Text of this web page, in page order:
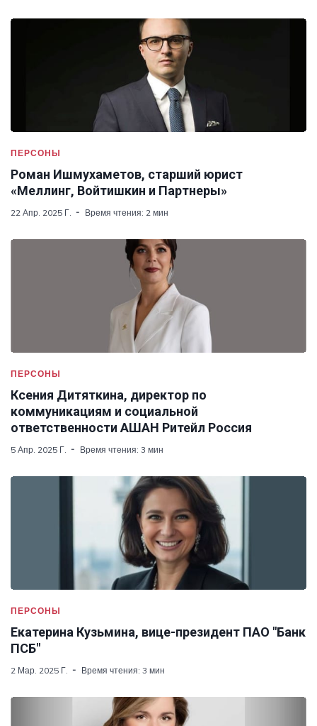
ПЕРСОНЫ
Роман Ишмухаметов, старший юрист
«Меллинг, Войтишкин и Партнеры»
22 Апр. 2025 Г. Время чтения: 2 мин
ПЕРСОНЫ
Ксения Дитяткина, директор по
коммуникациям и социальной
ответственности АШАН Ритейл Россия
5 Апр. 2025 Г. Время чтения: 3 мин
ПЕРСОНЫ
Екатерина Кузьмина, вице-президент ПАО "Банк
ПСБ"
2 Мар. 2025 Г. Время чтения: 3 мин